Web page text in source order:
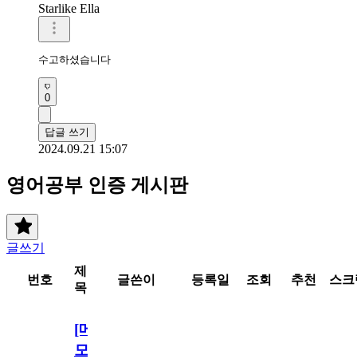
Starlike Ella
수고하셨습니다
0
답글 쓰기
2024.09.21 15:07
영어공부 인증 게시판
글쓰기
번호
제
목
글쓴이 등록일 조회 추천 스
[메
모